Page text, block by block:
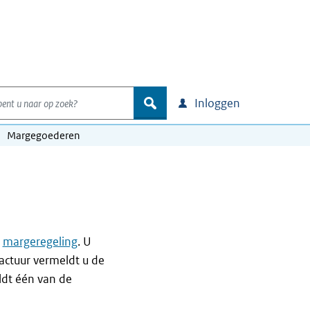
u naar op zoek?
zoek Inloggen
Margegoederen
margeregeling. U
vermeldt u de
één van de